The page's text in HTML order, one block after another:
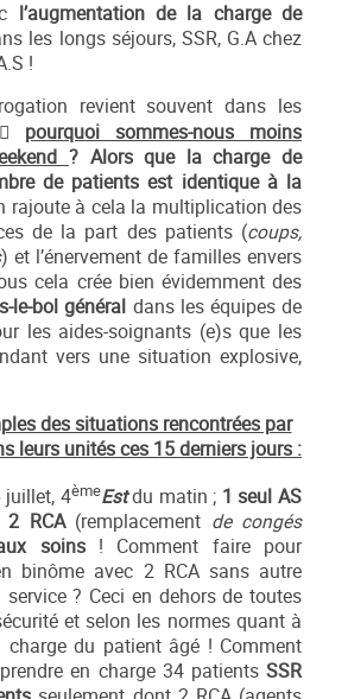
l’augmentation de la charge de
les longs séjours, SSR, G.A chez
!
revient souvent dans les
pourquoi sommes-nous moins
? Alors que la charge de
de patients est identique à la
rajoute à cela la multiplication des
de la part des patients (coups,
) et l’énervement de familles envers
cela crée bien évidemment des
le-bol général dans les équipes de
les aides-soignants (e)s que les
vers une situation explosive,
des situations rencontrées par
leurs unités ces 15 derniers jours :
juillet, 4èmeEstdu matin ; 1 seul AS
2 RCA(remplacement de congés
soins! Comment faire pour
binôme avec 2 RCA sans autre
? Ceci en dehors de toutes
et selon les normes quant à
charge du patient âgé ! Comment
en charge 34 patients SSR